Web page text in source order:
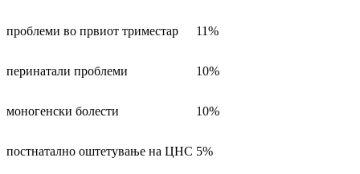
проблеми во првиот триместар 11%
перинатали проблеми 10%
моногенски болести 10%
постнатално оштетување на ЦНС 5%